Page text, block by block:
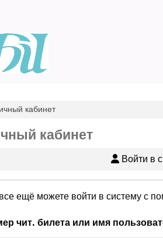
АБИ
кабинет
кабинет
Войти в
ещё можете войти в систему с
чит. билета или имя